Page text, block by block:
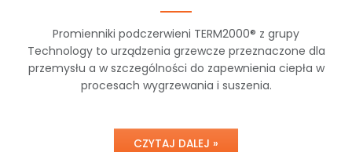
Promienniki podczerwieni TERM2000® z grupy
Technology to urządzenia grzewcze przeznaczone dla
przemysłu a w szczególności do zapewnienia ciepła w
procesach wygrzewania i suszenia.
CZYTAJ DALEJ »